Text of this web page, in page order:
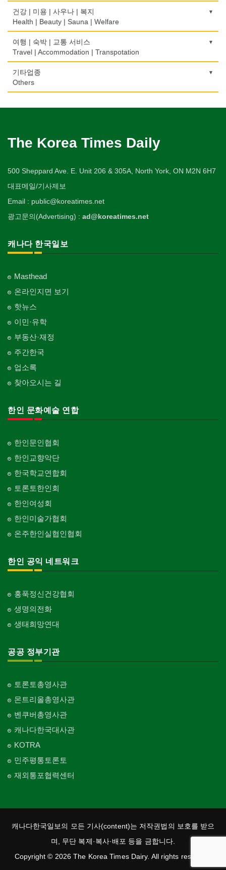
Internal Medicine
의사-물리치료/카이로 프랙터
Physiotherapy/Chiropractic Clinic
의사-비뇨기과
의사-산부인과
Obstetrician
Veterinarian
Ophthalmologist
의사-외과
Surgeon
의사-치과
의사-가정의
의사-기타
의사-정신과
보석/귀금속/시계
Jeweler/Jeweller
비디오-사진/촬영/편집/공급
Video Service
사진촬영
애완동물용품
양복점
Tailor
Fashion/Boutique
Blanket
웨딩서비스
자수
개인지도-체육
개인지도-음악
Private Lesson-Music
개인지도-옷수선
Private Lesson-Alteration
개인지도-어학/수학
개인지도-서예
Private Lesson-Calligraphy
Private Lesson-Art/Photograph
Private Lesson-Ballet/Dance
개인지도-꽃꽂이
개인지도-기타
Bankruptcy
Real Estate
은행/금융기관
빨래방/세탁
Coin Laundry/Dry cleaning
상패/트로피
Medal/Trophy
Dry cleaning Equipment
악기사
유아원/데이케어
보석감정사
Gemologist
인쇄
Funeral Home
Employment Agency
Cleaning
카펫 청소
Carpet Cleaning
판촉물
gifts for events
Franchise
해충구제
현금인출기
ATM
Art Gallery/Framing
행사/이벤트
인벤토리
인터넷/소프트웨어 개발
Internet/Software Development
Home Inspection
간판
Signs
가구판매/수리
Furniture Sales/Repair
배관/플러밍
스테이징 홈
Staging Home
전기공사/수리
Electric Work
Landscaping/Gardening
창문
Window
Curtain/Carpet
Wall Paper/Paint
가라지/그라지/차고
Garage Door
Engineering
Architectural Designer
건축개발
Taxi Service
Automobile/Car
자동차-렌트
Car Rental
자동차-바디샵
자동차-타이어
자동차-판매/리스
Sales/Lease
자동차-견인
Towing
Auto Cleaning
골프장
Golf/Country Club
가라오케/노래방/카페
Karaoke/Cafe
Dahn Centre
당구장
비디오-대여
Sporting Goods
취미/레저
Hobby/Leisure
Taekwondo/Martial Arts
교통위반티켓
Traffic Ticket
공인회계사(CPA)
CPA
Translation/Interpretation/Resume Service
건강 | 미용 | 사우나 | 복지
Health | Beauty | Sauna | Welfare
건강상담/식품/정보
Health Counseling/Food/Information
의료기
Medical Equipment
Massage
Beauty Salon/Barber Shop
복지상담
Spring Water/Water Purifier
양로원/요양원
Nursing Home
Sauna
피부미용
Skin Care
화장품
Cosmetics
피트니스/헬스
Fitness
산후조리서비스
여행 | 숙박 | 교통 서비스
Travel | Accommodation | Transpotation
호텔/모텔/숙박
Hotel/Motel
Travel/Tour
기타업종
Others
Shoe Repair
ETC
아파트
The Korea Times Daily
500 Sheppard Ave. E. Unit 206 & 305A, North York, ON M2N 6H7
대표메일/기사제보
Email : public@koreatimes.net
광고문의(Advertising) : ad@koreatimes.net
캐나다 한국일보
Masthead
온라인지면 보기
핫뉴스
이민·유학
부동산·재정
주간한국
업소록
찾아오시는 길
한인 문화예술 연합
한인문인협회
한인교향악단
한국학교연합회
토론토한인회
한인여성회
한인미술가협회
온주한인실협인협회
한인 공익 네트워크
홍푹정신건강협회
생명의전화
생태희망연대
공공 정부기관
토론토총영사관
몬트리올총영사관
벤쿠버총영사관
캐나다한국대사관
KOTRA
민주평통토론토
재외통포협력센터
캐나다한국일보의 모든 기사(content)는 저작권법의 보호를 받으
며, 무단 복제·복사·배포 등을 금합니다.
Copyright © 2026 The Korea Times Dairy. All rights reserved.